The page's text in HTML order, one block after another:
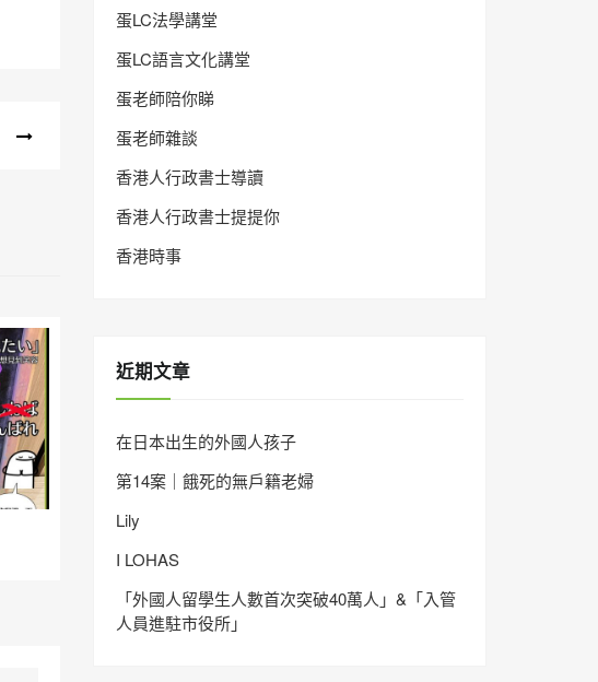
蛋LC法學講堂
蛋LC語言文化講堂
蛋老師陪你睇
蛋老師雜談
香港人行政書士導讀
香港人行政書士提提你
香港時事
近期文章
在日本出生的外國人孩子
第14案｜餓死的無戶籍老婦
Lily
I LOHAS
「外國人留學生人數首次突破40萬人」&「入管
人員進駐市役所」